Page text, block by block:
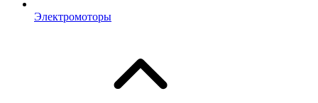
Электромоторы